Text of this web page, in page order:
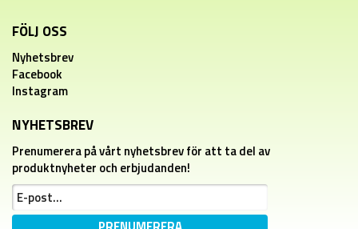
FÖLJ OSS
Nyhetsbrev
Facebook
Instagram
NYHETSBREV
Prenumerera på vårt nyhetsbrev för att ta del av
produktnyheter och erbjudanden!